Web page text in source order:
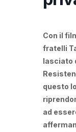
Con il
fratelli
lasciato
questo
ad